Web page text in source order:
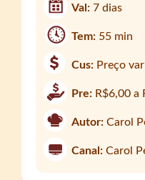
Val:7 dias
Tem: 55 min
Cus: Preço
Pre: R$6,00 a
Autor: Carol
Canal: Carol